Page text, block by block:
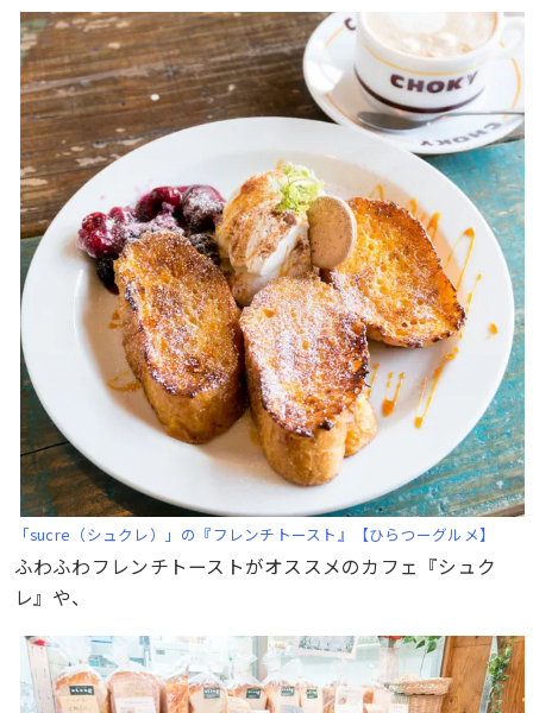
「sucre（シュクレ）」の『フレンチトースト』【ひらつーグルメ】
ふわふわフレンチトーストがオススメのカフェ『シュク
レ』や、